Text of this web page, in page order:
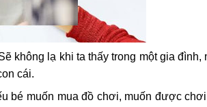
không lạ khi ta thấy trong một gia
cái.
bé muốn mua đồ chơi, muốn được